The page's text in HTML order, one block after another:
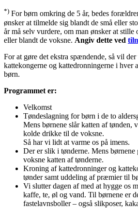
*) For børn omkring de 5 år, bedes
ønsker at tilmelde sig blandt de små eller
år må selv vurdere, om man ønsker at stille
eller blandt de voksne. Angiv dette ved
For at gøre det ekstra spændende, så vil
kattekongerne og kattedronningerne i hver
børn.
Programmet er:
Velkomst
Tøndeslagning for børn i de to
Mens børnene slår katten af tønden,
kolde drikke til de voksne.
Så har vi lidt at varme os på imens.
Der er slik i tønderne. Mens
voksne katten af tønderne.
Kroning af kattedronninger og
tønder samt uddeling af præmier til
Vi slutter dagen af med at hygge os
kaffe, te, øl og vand. Til børnene er
fastelavnsboller – også slikposer,